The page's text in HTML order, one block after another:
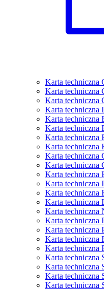
Karta techniczna
Karta techniczna
Karta techniczna
Karta techniczna
Karta techniczna
Karta techniczna
Karta techniczna
Karta techniczna
Karta techniczna
Karta techniczna
Karta techniczna
Karta techniczna
Karta techniczna
Karta techniczna
Karta techniczna
Karta techniczna
Karta techniczna
Karta techniczna
Karta techniczna
Karta techniczna
Karta techniczna
Karta techniczna
Karta techniczna